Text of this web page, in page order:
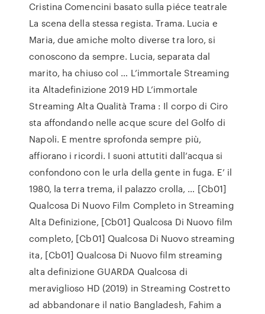
Cristina Comencini basato sulla piéce teatrale
La scena della stessa regista. Trama. Lucia e
Maria, due amiche molto diverse tra loro, si
conoscono da sempre. Lucia, separata dal
marito, ha chiuso col … L’immortale Streaming
ita Altadefinizione 2019 HD L’immortale
Streaming Alta Qualità Trama : Il corpo di Ciro
sta affondando nelle acque scure del Golfo di
Napoli. E mentre sprofonda sempre più,
affiorano i ricordi. I suoni attutiti dall’acqua si
confondono con le urla della gente in fuga. E’ il
1980, la terra trema, il palazzo crolla, … [Cb01]
Qualcosa Di Nuovo Film Completo in Streaming
Alta Definizione, [Cb01] Qualcosa Di Nuovo film
completo, [Cb01] Qualcosa Di Nuovo streaming
ita, [Cb01] Qualcosa Di Nuovo film streaming
alta definizione GUARDA Qualcosa di
meraviglioso HD (2019) in Streaming Costretto
ad abbandonare il natio Bangladesh, Fahim a